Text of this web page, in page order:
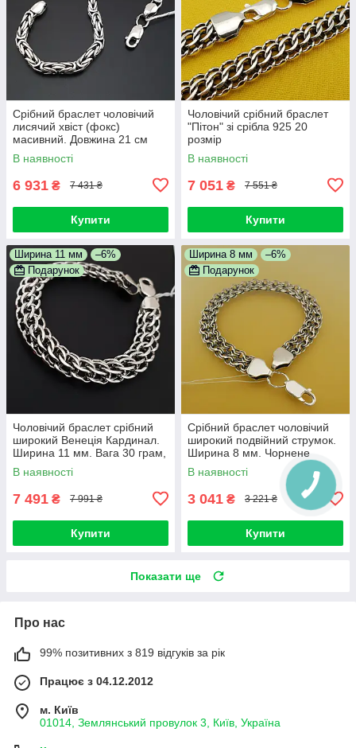
Срібний браслет чоловічий
лисячий хвіст (фокс)
масивний. Довжина 21 см
В наявності
6 931 ₴ 7 431 ₴
Купити
Чоловічий срібний браслет
"Пітон" зі срібла 925 20
розмір
В наявності
7 051 ₴ 7 551 ₴
Купити
Ширина 11 мм
–6%
Подарунок
Чоловічий браслет срібний
широкий Венеція Кардинал.
Ширина 11 мм. Вага 30 грам,
довжина 22 см
В наявності
7 491 ₴ 7 991 ₴
Купити
Ширина 8 мм
–6%
Подарунок
Срібний браслет чоловічий
широкий подвійний струмок.
Ширина 8 мм. Чорнене
срібло 925. Довжина 19 см
В наявності
3 041 ₴ 3 221 ₴
Купити
Показати ще
Про нас
99% позитивних з 819 відгуків за рік
Працює з 04.12.2012
м. Київ
01014, Землянський провулок 3, Київ, Україна